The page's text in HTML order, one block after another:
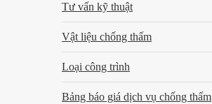
Tư vấn kỹ thuật
Vật liệu chống thấm
Loại công trình
Bảng báo giá dịch vụ chống thấm